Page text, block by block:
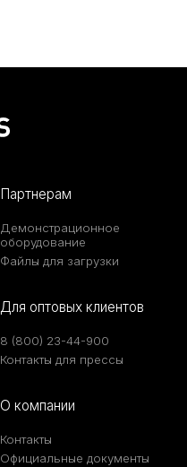
Партнерам
Демонстрационное
оборудование
Файлы для загрузки
Для оптовых клиентов
8 (800) 23-44-900
Контакты для прессы
О компании
Контакты
Официальные документы